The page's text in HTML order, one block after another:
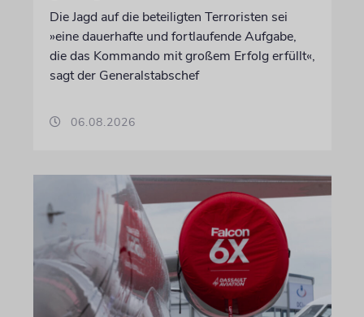
Die Jagd auf die beteiligten Terroristen sei
»eine dauerhafte und fortlaufende Aufgabe,
die das Kommando mit großem Erfolg erfüllt«,
sagt der Generalstabschef
06.08.2026